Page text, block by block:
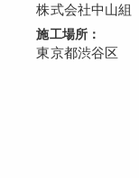
株式会社中山組
施工場所：
東京都渋谷区